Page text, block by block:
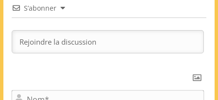
S’abonner